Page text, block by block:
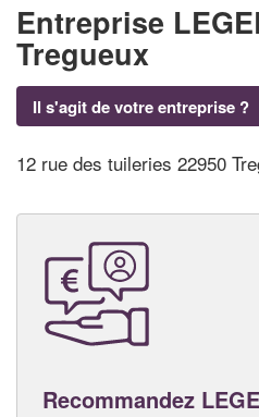
Entreprise
Tregueux
Il s'agit de votre entreprise ?
12 rue des tuileries 22950
Recommandez